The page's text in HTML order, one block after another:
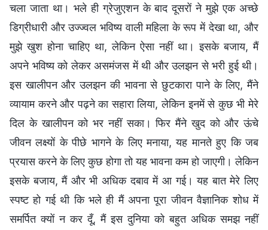
चला जाता था। भले ही ग्रेजुएशन के बाद दूसरों ने मुझे एक अच्छे
डिग्रीधारी और उज्ज्वल भविष्य वाली महिला के रूप में देखा था, और
मुझे खुश होना चाहिए था, लेकिन ऐसा नहीं था। इसके बजाय, मैं
अपने भविष्य को लेकर असमंजस में थी और उलझन से भरी हुई थी।
इस खालीपन और उलझन की भावना से छुटकारा पाने के लिए, मैंने
व्यायाम करने और पढ़ने का सहारा लिया, लेकिन इनमें से कुछ भी मेरे
दिल के खालीपन को भर नहीं सका। फिर मैंने खुद को और ऊंचे
जीवन लक्ष्यों के पीछे भागने के लिए मनाया, यह मानते हुए कि जब
प्रयास करने के लिए कुछ होगा तो यह भावना कम हो जाएगी। लेकिन
इसके बजाय, मैं और भी अधिक दबाव में आ गई। यह बात मेरे लिए
स्पष्ट हो गई थी कि भले ही मैं अपना पूरा जीवन वैज्ञानिक शोध में
समर्पित क्यों न कर दूँ, मैं इस दुनिया को बहुत अधिक समझ नहीं